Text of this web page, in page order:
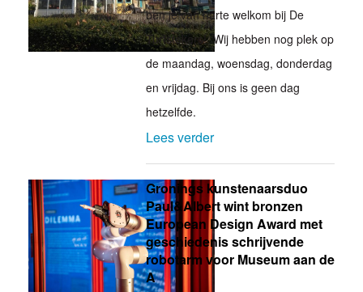
ben je van harte welkom bij De
Turfstekers! Wij hebben nog plek op
de maandag, woensdag, donderdag
en vrijdag. Bij ons is geen dag
hetzelfde.
Lees verder
Gronings kunstenaarsduo
Paul&Albert wint bronzen
European Design Award met
geschiedenis schrijvende
robotarm voor Museum aan de
A